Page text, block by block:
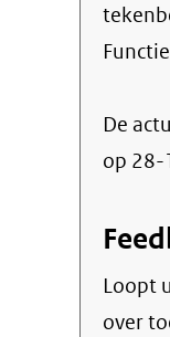
De
op
Loopt
over